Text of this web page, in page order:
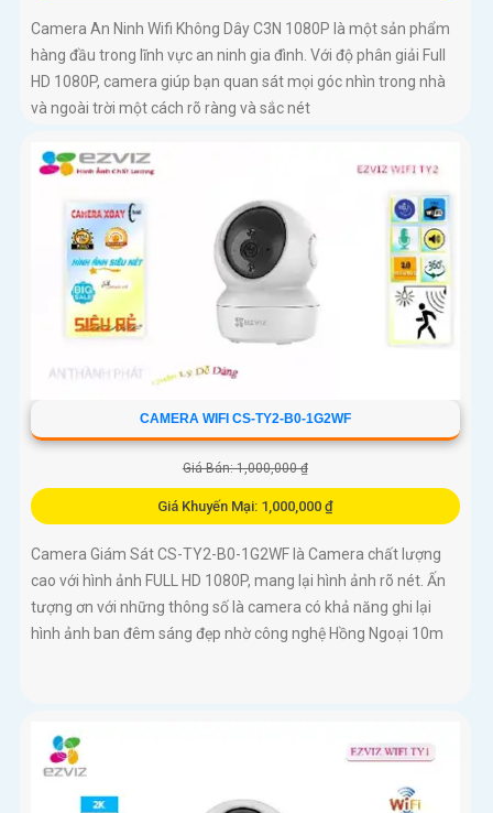
Camera An Ninh Wifi Không Dây C3N 1080P là một sản phẩm
hàng đầu trong lĩnh vực an ninh gia đình. Với độ phân giải Full
HD 1080P, camera giúp bạn quan sát mọi góc nhìn trong nhà
và ngoài trời một cách rõ ràng và sắc nét
CAMERA WIFI CS-TY2-B0-1G2WF
Giá Bán: 1,000,000 ₫
Giá Khuyến Mại: 1,000,000 ₫
Camera Giám Sát CS-TY2-B0-1G2WF là Camera chất lượng
cao với hình ảnh FULL HD 1080P, mang lại hình ảnh rõ nét. Ấn
tượng ơn với những thông số là camera có khả năng ghi lại
hình ảnh ban đêm sáng đẹp nhờ công nghệ Hồng Ngoại 10m